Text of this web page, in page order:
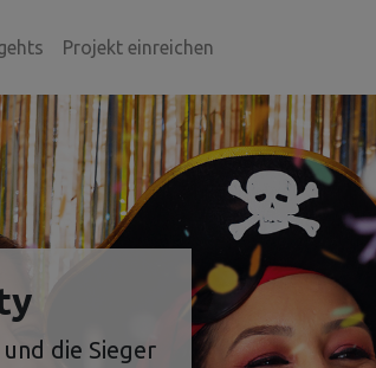
Projekt einreichen
die Sieger